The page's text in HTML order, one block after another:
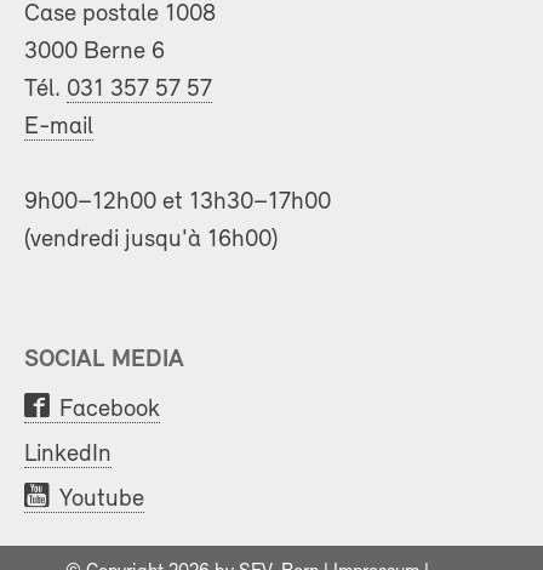
Case postale 1008
3000 Berne 6
Tél. 031 357 57 57
E-mail
9h00–12h00 et 13h30–17h00
(vendredi jusqu'à 16h00)
SOCIAL MEDIA
Facebook
LinkedIn
Youtube